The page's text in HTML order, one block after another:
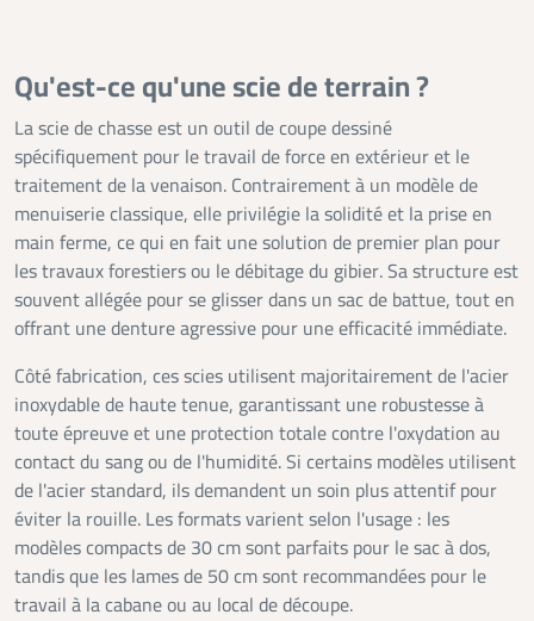
Qu'est-ce qu'une scie de terrain ?
La scie de chasse est un outil de coupe dessiné
spécifiquement pour le travail de force en extérieur et le
traitement de la venaison. Contrairement à un modèle de
menuiserie classique, elle privilégie la solidité et la prise en
main ferme, ce qui en fait une solution de premier plan pour
les travaux forestiers ou le débitage du gibier. Sa structure est
souvent allégée pour se glisser dans un sac de battue, tout en
offrant une denture agressive pour une efficacité immédiate.
Côté fabrication, ces scies utilisent majoritairement de l'acier
inoxydable de haute tenue, garantissant une robustesse à
toute épreuve et une protection totale contre l'oxydation au
contact du sang ou de l'humidité. Si certains modèles utilisent
de l'acier standard, ils demandent un soin plus attentif pour
éviter la rouille. Les formats varient selon l'usage : les
modèles compacts de 30 cm sont parfaits pour le sac à dos,
tandis que les lames de 50 cm sont recommandées pour le
travail à la cabane ou au local de découpe.